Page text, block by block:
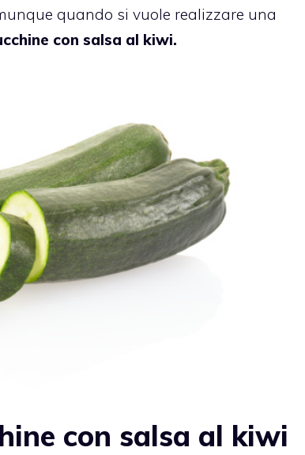
quando si vuole realizzare una
con salsa al kiwi.
con salsa al kiwi